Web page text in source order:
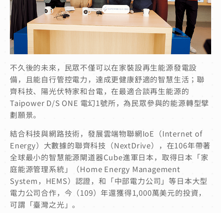
不久後的未來，民眾不僅可以在家裝設再生能源發電設
備，且能自行管控電力，達成更健康舒適的智慧生活；聯
齊科技、陽光伏特家和台電，在最適合談再生能源的
Taipower D/S ONE 電幻1號所，為民眾參與的能源轉型擘
劃願景。
結合科技與網路技術，發展雲端物聯網IoE（Internet of
Energy）大數據的聯齊科技（NextDrive），在106年帶著
全球最小的智慧能源閘道器Cube進軍日本，取得日本「家
庭能源管理系統」（Home Energy Management
System，HEMS）認證，和「中部電力公司」等日本大型
電力公司合作，今（109）年還獲得1,000萬美元的投資，
可謂「臺灣之光」。